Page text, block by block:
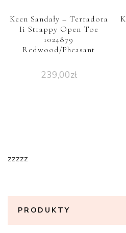
Keen Sandały – Terradora
Ii Strappy Open Toe
1024879
Redwood/Pheasant
239,00zł
zzzzz
PRODUKTY